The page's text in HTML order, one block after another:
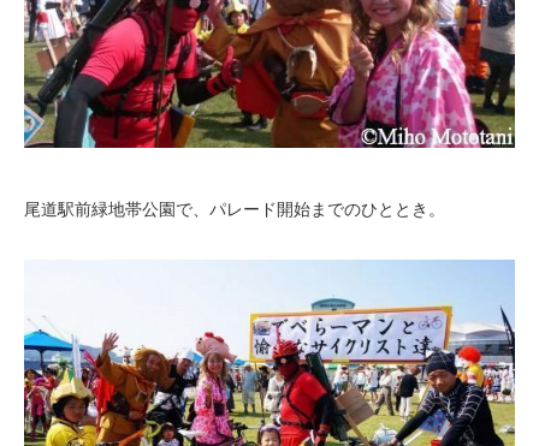
尾道駅前緑地帯公園で、パレード開始までのひととき。